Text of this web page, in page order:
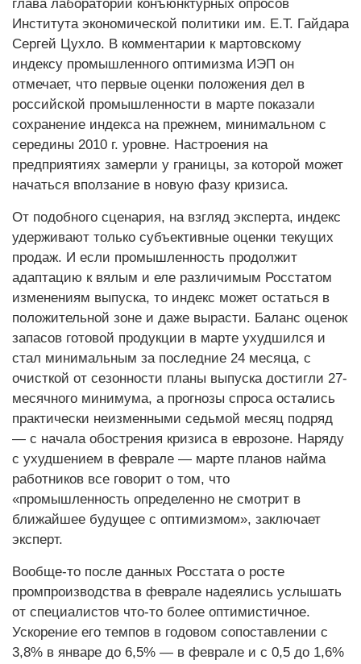
глава лаборатории конъюнктурных опросов
Института экономической политики им. Е.Т. Гайдара
Сергей Цухло. В комментарии к мартовскому
индексу промышленного оптимизма ИЭП он
отмечает, что первые оценки положения дел в
российской промышленности в марте показали
сохранение индекса на прежнем, минимальном с
середины 2010 г. уровне. Настроения на
предприятиях замерли у границы, за которой может
начаться вползание в новую фазу кризиса.
От подобного сценария, на взгляд эксперта, индекс
удерживают только субъективные оценки текущих
продаж. И если промышленность продолжит
адаптацию к вялым и еле различимым Росстатом
изменениям выпуска, то индекс может остаться в
положительной зоне и даже вырасти. Баланс оценок
запасов готовой продукции в марте ухудшился и
стал минимальным за последние 24 месяца, с
очисткой от сезонности планы выпуска достигли 27-
месячного минимума, а прогнозы спроса остались
практически неизменными седьмой месяц подряд
— с начала обострения кризиса в еврозоне. Наряду
с ухудшением в феврале — марте планов найма
работников все говорит о том, что
«промышленность определенно не смотрит в
ближайшее будущее с оптимизмом», заключает
эксперт.
Вообще-то после данных Росстата о росте
промпроизводства в феврале надеялись услышать
от специалистов что-то более оптимистичное.
Ускорение его темпов в годовом сопоставлении с
3,8% в январе до 6,5% — в феврале и с 0,5 до 1,6%